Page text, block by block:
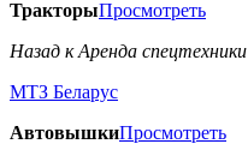
ТракторыПросмотреть
Назад к Аренда спецтехники
МТЗ Беларус
АвтовышкиПросмотреть